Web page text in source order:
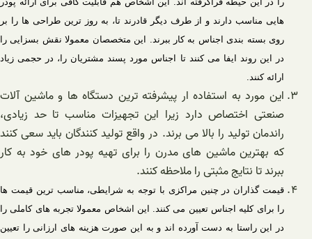
هایی مناسب دارند و از طرف دیگر قادرند تا، به روز ترین طراحی ها را بر
روی بسته بندی اجناس به کار ببرند. این متخصصان معمولا نقش بسزایی را
در این روند ایفا می کنند تا اجناس مورد پسند مشتریان را، در حجمی زیاد
ارائه کنند.
این مورد به استفاده ار پیشرفته ترین دستگاه ها و ماشین آلات
صنعتی اختصاص دارد زیرا این تجهیزات مناسب تا حد زیادی،
راندمان تولید را بالا می برند. در واقع تولید کنندگان باید سعی کنند
که بهترین ماشین های مدرن را برای تهیه پودر های خود به کار
ببرند تا نتایج مثبتی را ملاحظه کنند.
قیمت گذاران در چنین مراکزی با توجه به شرایطی، مناسب ترین قیمت ها
را برای کلیه اجناس تعیین می کنند. این اشخاص معمولا تجربه های کاملی را
در این راستا به دست آورده اند و به این صورت هزینه های ارزانی را تعیین